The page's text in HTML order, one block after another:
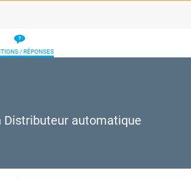
/ RÉPONSES
Distributeur automatique